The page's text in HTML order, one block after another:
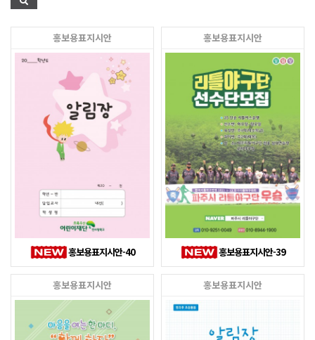
홍보용표지시안
홍보용표지시안-40
홍보용표지시안
홍보용표지시안-39
홍보용표지시안 홍보용표지시안